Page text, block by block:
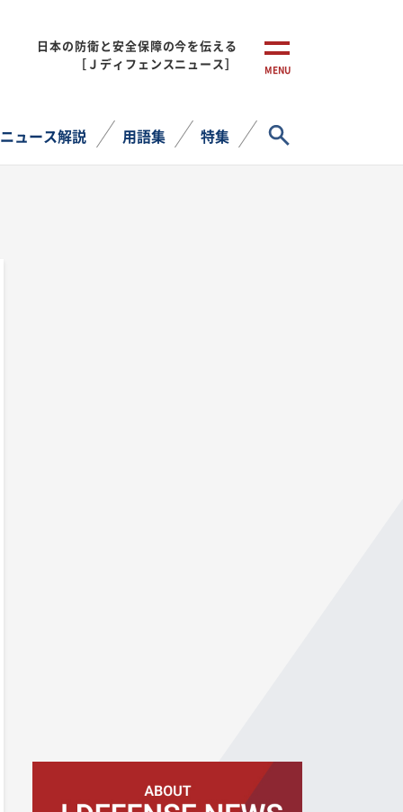
日本の防衛と安全保障の今を伝える
［Ｊディフェンスニュース］
MENU
ニュース解説 用語集 特集